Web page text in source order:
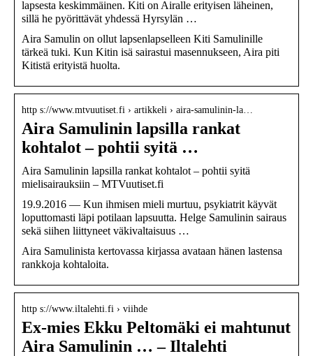
lapsesta keskimmäinen. Kiti on Airalle erityisen läheinen,
sillä he pyörittävät yhdessä Hyrsylän …
Aira Samulin on ollut lapsenlapselleen Kiti Samulinille
tärkeä tuki. Kun Kitin isä sairastui masennukseen, Aira piti
Kitistä erityistä huolta.
http s://www.mtvuutiset.fi › artikkeli › aira-samulinin-la…
Aira Samulinin lapsilla rankat
kohtalot – pohtii syitä …
Aira Samulinin lapsilla rankat kohtalot – pohtii syitä
mielisairauksiin – MTVuutiset.fi
19.9.2016 — Kun ihmisen mieli murtuu, psykiatrit käyvät
loputtomasti läpi potilaan lapsuutta. Helge Samulinin sairaus
sekä siihen liittyneet väkivaltaisuus …
Aira Samulinista kertovassa kirjassa avataan hänen lastensa
rankkoja kohtaloita.
http s://www.iltalehti.fi › viihde
Ex-mies Ekku Peltomäki ei mahtunut
Aira Samulinin … – Iltalehti